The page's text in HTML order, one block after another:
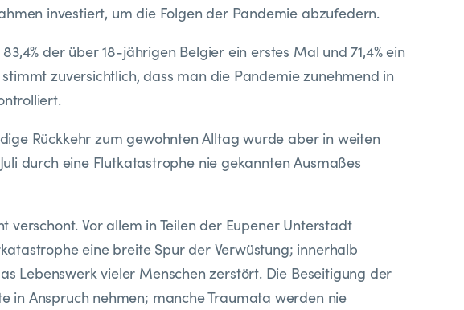
investiert, um die Folgen der Pandemie abzufedern.
der über 18-jährigen Belgier ein erstes Mal und 71,4% ein
zuversichtlich, dass man die Pandemie zunehmend in
Rückkehr zum gewohnten Alltag wurde aber in weiten
durch eine Flutkatastrophe nie gekannten Ausmaßes
verschont. Vor allem in Teilen der Eupener Unterstadt
eine breite Spur der Verwüstung; innerhalb
Lebenswerk vieler Menschen zerstört. Die Beseitigung der
in Anspruch nehmen; manche Traumata werden nie